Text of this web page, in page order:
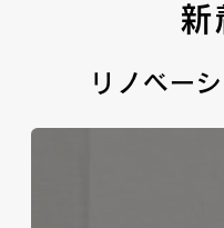
新
リノベー